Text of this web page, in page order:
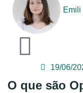
Emili
19/06/
O que são